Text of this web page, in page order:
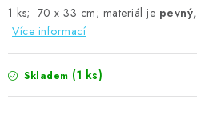
1 ks; 70 x 33 cm; materiál je
Více informací
Skladem (1 ks)